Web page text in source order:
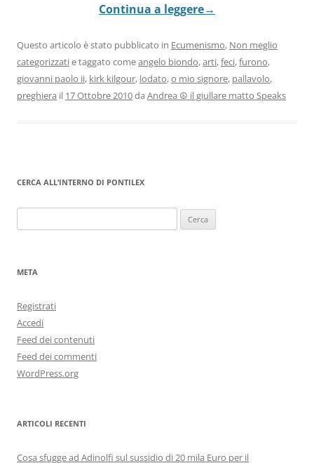
Continua a leggere→
Questo articolo è stato pubblicato in Ecumenismo, Non meglio
categorizzatie taggato comeangelo biondo,arti,feci,furono,
giovanni paolo ii, kirk kilgour, lodato,o mio signore, pallavolo,
preghiera il 17 Ottobre 2010da Andrea ☮ il giullare matto Speaks
CERCA ALL’INTERNO DI PONTILEX
per:
META
Registrati
Accedi
Feed dei contenuti
Feed dei commenti
WordPress.org
ARTICOLI RECENTI
Cosa sfugge ad Adinolfi sul sussidio di 20 mila Euro per il